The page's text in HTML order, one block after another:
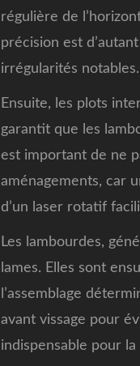
régulière de
précision est
irrégularités notables.
Ensuite, les plots
garantit que les
est important de ne
aménagements, car
d’un laser rotatif
Les lambourdes,
lames. Elles sont
l’assemblage
avant vissage pour
indispensable pour